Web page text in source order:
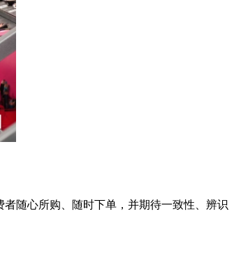
随心所购、随时下单，并期待一致性、辨识